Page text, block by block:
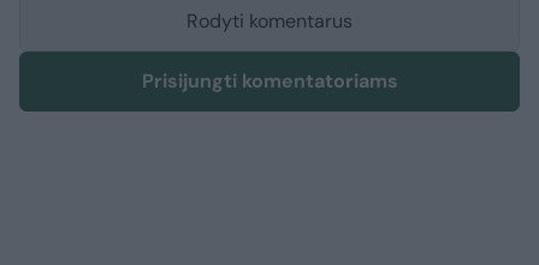
Rodyti komentarus
Prisijungti komentatoriams